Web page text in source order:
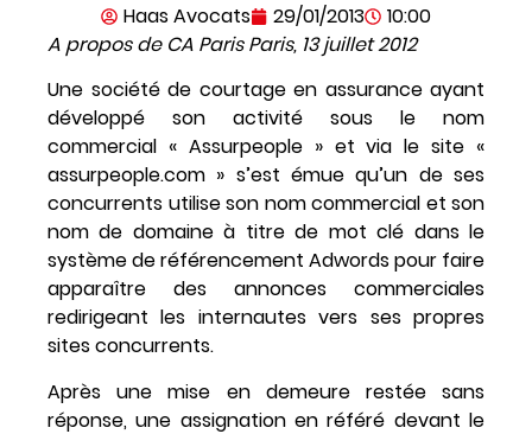
Haas Avocats 29/01/2013
10:00
A propos de CA Paris Paris, 13 juillet 2012
Une société de courtage en assurance ayant
développé son activité sous le nom
commercial « Assurpeople » et via le site «
assurpeople.com » s’est émue qu’un de ses
concurrents utilise son nom commercial et son
nom de domaine à titre de mot clé dans le
système de référencement Adwords pour faire
apparaître des annonces commerciales
redirigeant les internautes vers ses propres
sites concurrents.
Après une mise en demeure restée sans
réponse, une assignation en référé devant le